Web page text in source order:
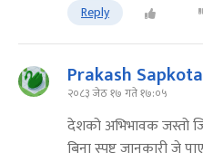
Reply
Prakash Sapkota
२०८३ जेठ १७ गते १७:०५
देशको अभिभावक जस्तो
बिना स्पष्ट जानकारी जे